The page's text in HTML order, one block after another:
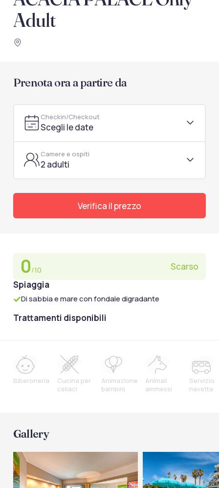
documenti di viaggio.
Adult
Prenota ora a partire da
Checkin/Checkout
Scegli le date
Camere e ospiti
2 adulti
Verifica il prezzo
0/10
Scarso
Spiaggia
Di sabbia e mare con fondale digradante
Trattamenti disponibili
Biberoneria
Cucina per
celiaci
Animazione
bambini
Animali
ammessi
Servizio
navetta
Gallery